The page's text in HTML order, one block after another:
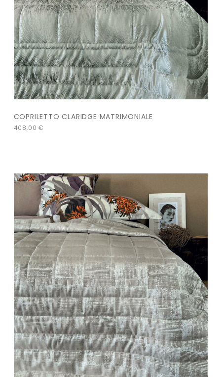
COPRILETTO CLARIDGE MATRIMONIALE
408,00€